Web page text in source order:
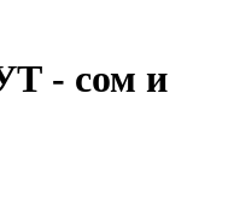
- сом и